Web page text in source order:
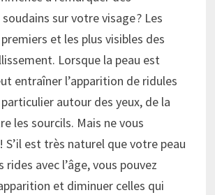
sur votre visage ? Les
et les plus visibles des
Lorsque la peau est
entraîner l’apparition de ridules
particulier autour des yeux, de la
les sourcils. Mais ne vous
S’il est très naturel que votre peau
rides avec l’âge, vous pouvez
et diminuer celles qui